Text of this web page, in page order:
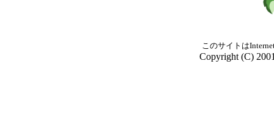
このサイトは
Copyright (C)